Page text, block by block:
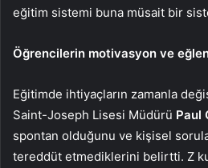
eğitim sistemi buna müsait bir
Öğrencilerin motivasyon ve
Eğitimde ihtiyaçların zamanla
Saint-Joseph Lisesi Müdürü Paul
spontan olduğunu ve kişisel
tereddüt etmediklerini belirtti. Z